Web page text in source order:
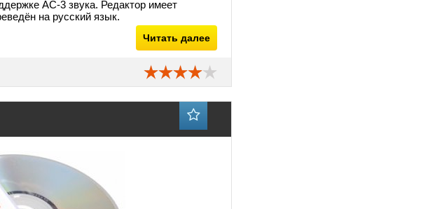
AC-3 звука. Редактор имеет
на русский язык.
Читать далее